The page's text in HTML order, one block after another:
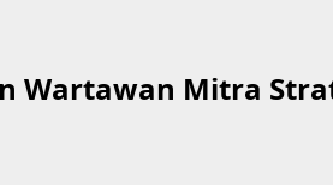
Wartawan Mitra